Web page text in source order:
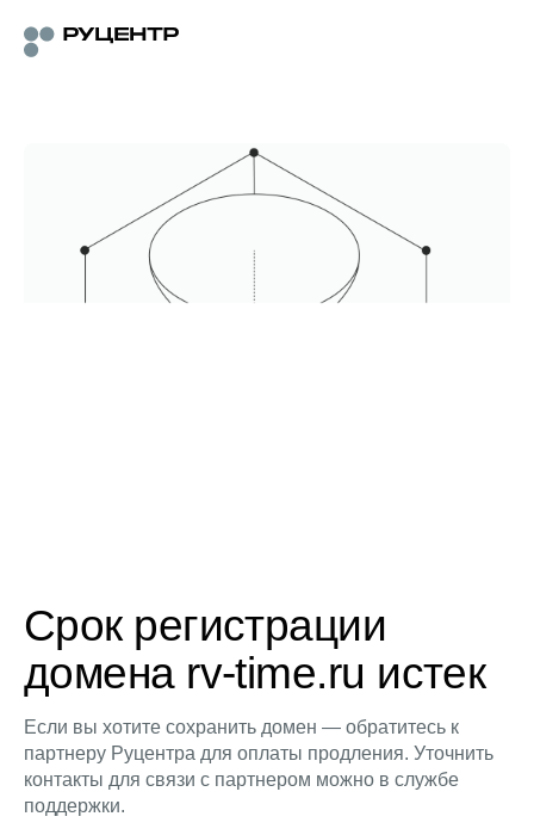
Срок регистрации
домена rv-time.ru истек
Если вы хотите сохранить домен — обратитесь к
партнеру Руцентра для оплаты продления. Уточнить
контакты для связи с партнером можно в службе
поддержки.